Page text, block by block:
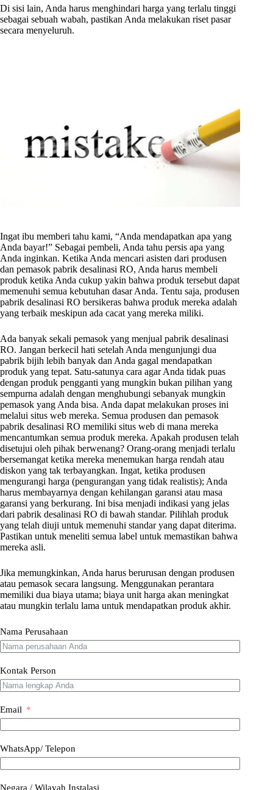
Di sisi lain, Anda harus menghindari harga yang terlalu tinggi
sebagai sebuah wabah, pastikan Anda melakukan riset pasar
secara menyeluruh.
Ingat ibu memberi tahu kami, “Anda mendapatkan apa yang
Anda bayar!” Sebagai pembeli, Anda tahu persis apa yang
Anda inginkan. Ketika Anda mencari asisten dari produsen
dan pemasok pabrik desalinasi RO, Anda harus membeli
produk ketika Anda cukup yakin bahwa produk tersebut dapat
memenuhi semua kebutuhan dasar Anda. Tentu saja, produsen
pabrik desalinasi RO bersikeras bahwa produk mereka adalah
yang terbaik meskipun ada cacat yang mereka miliki.
Ada banyak sekali pemasok yang menjual pabrik desalinasi
RO. Jangan berkecil hati setelah Anda mengunjungi dua
pabrik bijih lebih banyak dan Anda gagal mendapatkan
produk yang tepat. Satu-satunya cara agar Anda tidak puas
dengan produk pengganti yang mungkin bukan pilihan yang
sempurna adalah dengan menghubungi sebanyak mungkin
pemasok yang Anda bisa. Anda dapat melakukan proses ini
melalui situs web mereka. Semua produsen dan pemasok
pabrik desalinasi RO memiliki situs web di mana mereka
mencantumkan semua produk mereka. Apakah produsen telah
disetujui oleh pihak berwenang? Orang-orang menjadi terlalu
bersemangat ketika mereka menemukan harga rendah atau
diskon yang tak terbayangkan. Ingat, ketika produsen
mengurangi harga (pengurangan yang tidak realistis); Anda
harus membayarnya dengan kehilangan garansi atau masa
garansi yang berkurang. Ini bisa menjadi indikasi yang jelas
dari pabrik desalinasi RO di bawah standar. Pilihlah produk
yang telah diuji untuk memenuhi standar yang dapat diterima.
Pastikan untuk meneliti semua label untuk memastikan bahwa
mereka asli.
Jika memungkinkan, Anda harus berurusan dengan produsen
atau pemasok secara langsung. Menggunakan perantara
memiliki dua biaya utama; biaya unit harga akan meningkat
atau mungkin terlalu lama untuk mendapatkan produk akhir.
Nama Perusahaan
Kontak Person
Email
WhatsApp/ Telepon
Negara / Wilayah Instalasi